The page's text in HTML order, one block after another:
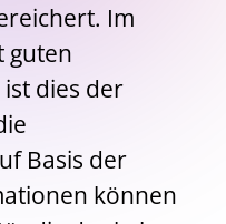
Im
guten
dies der
Basis der
können